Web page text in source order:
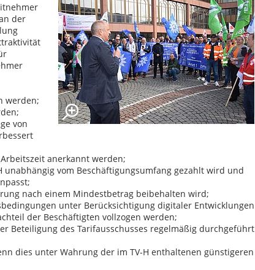
der
werden;
von
anerkannt werden;
unabhängig vom Beschäftigungsumfang gezahlt wird und
nach einem Mindestbetrag beibehalten wird;
unter Berücksichtigung digitaler Entwicklungen
der Beschäftigten vollzogen werden;
Beteiligung des Tarifausschusses regelmäßig durchgeführt
dies unter Wahrung der im TV-H enthaltenen günstigeren